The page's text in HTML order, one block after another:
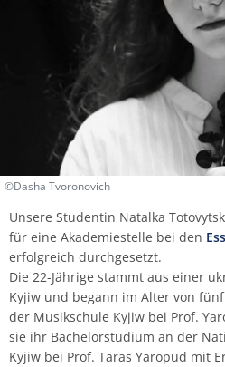
©Dasha Tvoronovich
Unsere Studentin Natalka
für eine Akademiestelle bei den
erfolgreich durchgesetzt.
Die 22-Jährige stammt aus einer
Kyjiw und begann im Alter von
der Musikschule Kyjiw bei Prof.
sie ihr Bachelorstudium an der
Kyjiw bei Prof. Taras Yaropud mit
Traversflöte
Viola da gamba
Kirchenmusik (ev./kath.)
Klavier
Komposition
Musiktheorie
Orchesterinstrumente
Percussion
Posaune
Saxophon
Trompete
Tuba
Viola
Violine
Violoncello
Orgel
Viola da gamba
Viola da gamba
Viola da gamba
Holzblasinstrumente
Kammermusik
Komposition
Komposition mit neuen Medien
Klavier
Künstlerisch-pädagogische
Masterstudiengänge
Termine | Fristen
Vorbereitungskurse des
Vorbereitungstutorium
Hochschulchor
Hochschulsinfonieorchester
Kammerchor
Opernschule
Schulmusikchor
Schulmusikorchester
Seraphin-Stiftung
Stegmann
Steinway
FAQ ausländische Studierende
Wettbewerbe
Weitere Veranstaltungen
Verband Bayerischer Sing- und
Virtuelle Hochschule Bayern (vhb)
Johannes Kamprad
Günter Mittelsteiner
Hilde Müller-Tamm
Hildegard Poschet
Burkhard Schmidt
Irmtraut Schmidt
Rosemarie Schneider
Ilse Singer
Michael Stern
Bibliographie
Ehrungen
Vielfalt an der HfM
News-Archiv
Qualitätsbeirat
Informationssicherheit
Sexuelle Belästigung
Sicherheit
Transferbeaufragte
Vertrauensteam
Wissenschaftliche Praxis
Beratungs- und Meldeformular
Personalrat
Fachgruppe Historische
Fachgruppe Jazz | Rock | Pop
Fachgruppe Kammermusik |
Fachgruppe Klavier
Fachgruppe Orgel | Kirchenmusik
Fachgruppe Percussion
Fachgruppe Komposition/
Fachgruppe Instrumental-/
EMP
IT-Abteilung
Justiziariat
Qualitätsmanagement
Referentin für
KHB-Kooperationsstellen
Aktuelles (Archiv)
Hinweisgeberschutz
Kartenverkauf
Videokonferenzsysteme
Zentrale Dienste
Exkursionen
Hochschulkleidung